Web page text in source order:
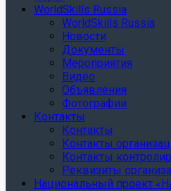
WorldSkills Russia
WorldSkills Russia
Новости
Документы
Мероприятия
Видео
Объявления
Фотографии
Контакты
Контакты
Контакты
Контакты
Реквизиты
Национальный проект